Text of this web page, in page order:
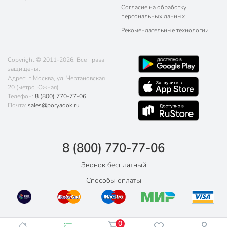
Согласие на обработку
персональных данных
Рекомендательные технологии
Copyright © 2011-2026. Все права
защищены.
Адрес: г. Москва, ул. Чертановская
20 (метро Южная)
Телефон: 8 (800) 770-77-06
Почта: sales@poryadok.ru
8 (800) 770-77-06
Звонок бесплатный
Способы оплаты
0